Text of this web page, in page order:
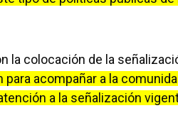
la colocación de la
acompañar a la
a la señalización